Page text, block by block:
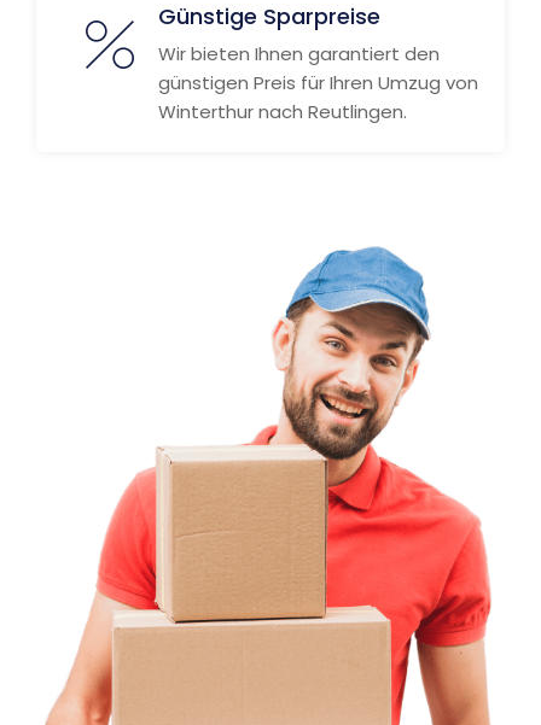
Günstige Sparpreise
Wir bieten Ihnen garantiert den
günstigen Preis für Ihren Umzug von
Winterthur nach Reutlingen.